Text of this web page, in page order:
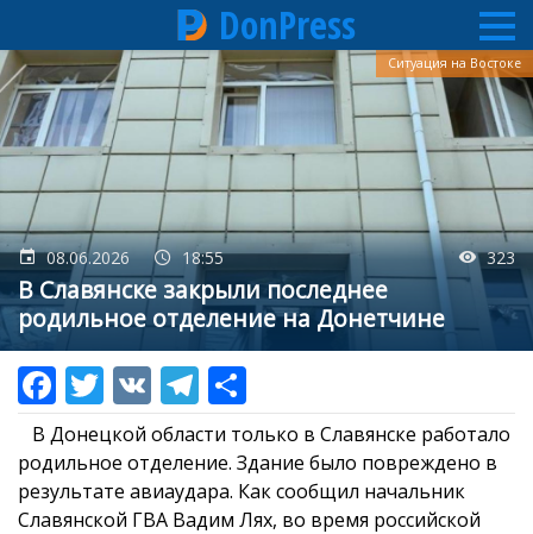
Перейти
к
основному
содержанию
DonPress
08.06.2026 18:55 323
В Славянске закрыли последнее
родильное отделение на Донетчине
Ситуация на Востоке
В Донецкой области только в Славянске работало
родильное отделение. Здание было повреждено в
результате авиаудара. Как сообщил начальник
Славянской ГВА Вадим Лях, во время российской